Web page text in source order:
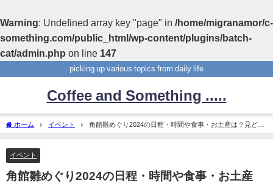
Warning: Undefined array key "page" in /home/migranamor/c-
something.com/public_html/wp-content/plugins/batch-
cat/admin.php on line 147
picking up various topics from daily life
Coffee and Something .....
ホーム イベント
角館雛めぐり2024の日程・時間や食事・お土産は？見どこ
ろやアクセスや駐車場は？
イベント
角館雛めぐり2024の日程・時間や食事・お土産